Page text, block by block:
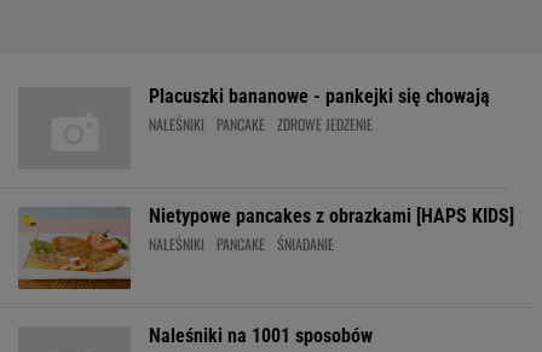
Placuszki bananowe - pankejki się chowają
NALEŚNIKI PANCAKE ZDROWE JEDZENIE
Nietypowe pancakes z obrazkami [HAPS KIDS]
NALEŚNIKI PANCAKE ŚNIADANIE
Naleśniki na 1001 sposobów